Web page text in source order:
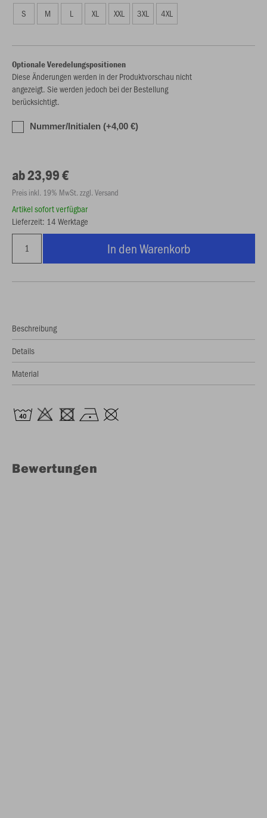
S M L XL XXL 3XL 4XL
Optionale Veredelungspositionen
Diese Änderungen werden in der Produktvorschau nicht
angezeigt. Sie werden jedoch bei der Bestellung
berücksichtigt.
Nummer/Initialen (+4,00 €)
ab 23,99 €
Preis inkl. 19% MwSt. zzgl. Versand
Artikel sofort verfügbar
Lieferzeit: 14 Werktage
In den Warenkorb
Beschreibung
Details
Material
Bewertungen